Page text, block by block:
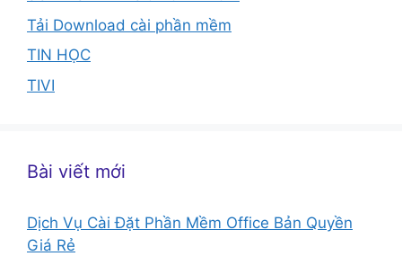
Tải Download cài phần mềm
TIN HỌC
TIVI
Bài viết mới
Dịch Vụ Cài Đặt Phần Mềm Office Bản Quyền
Giá Rẻ